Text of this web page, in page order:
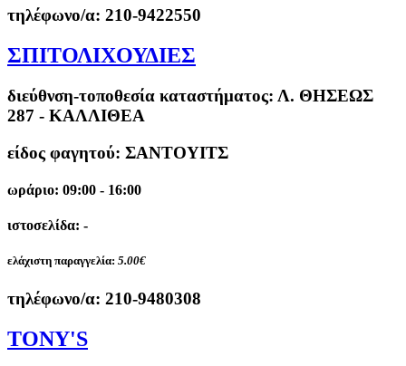
τηλέφωνο/α: 210-9422550
ΣΠΙΤΟΛΙΧΟΥΔΙΕΣ
διεύθνση-τοποθεσία καταστήματος: Λ. ΘΗΣΕΩΣ
287 - ΚΑΛΛΙΘΕΑ
είδος φαγητού: ΣΑΝΤΟΥΙΤΣ
ωράριο: 09:00 - 16:00
ιστοσελίδα: -
ελάχιστη παραγγελία: 5.00€
τηλέφωνο/α: 210-9480308
TONY'S